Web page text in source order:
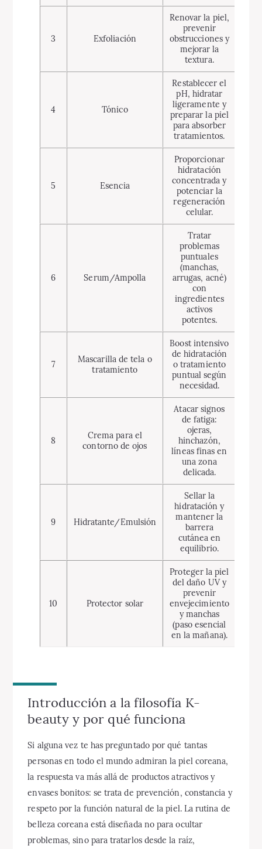
3 Exfoliación
Renovar la piel,
prevenir
obstrucciones y
mejorar la
textura.
4 Tónico
Restablecer el
pH, hidratar
ligeramente y
preparar la piel
para absorber
tratamientos.
5 Esencia
Proporcionar
hidratación
concentrada y
potenciar la
regeneración
celular.
6 Serum/Ampolla
Tratar
problemas
puntuales
(manchas,
arrugas, acné)
con
ingredientes
activos
potentes.
7
Mascarilla de tela o
tratamiento
Boost intensivo
de hidratación
o tratamiento
puntual según
necesidad.
8
Crema para el
contorno de ojos
Atacar signos
de fatiga:
ojeras,
hinchazón,
líneas finas en
una zona
delicada.
9 Hidratante/Emulsión
Sellar la
hidratación y
mantener la
barrera
cutánea en
equilibrio.
10 Protector solar
Proteger la piel
del daño UV y
prevenir
envejecimiento
y manchas
(paso esencial
en la mañana).
Introducción a la filosofía K-
beauty y por qué funciona
Si alguna vez te has preguntado por qué tantas
personas en todo el mundo admiran la piel coreana,
la respuesta va más allá de productos atractivos y
envases bonitos: se trata de prevención, constancia y
respeto por la función natural de la piel. La rutina de
belleza coreana está diseñada no para ocultar
problemas, sino para tratarlos desde la raíz,